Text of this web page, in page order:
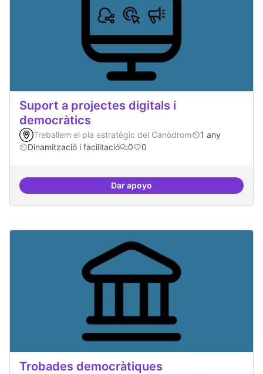
Suport a projectes digitals i
democràtics
Treballem el pla estratègic del Canòdrom
1 any
Dinamització i facilitació
0 0
Dar apoyoSuport a projectes digitals i
Trobades democràtiques